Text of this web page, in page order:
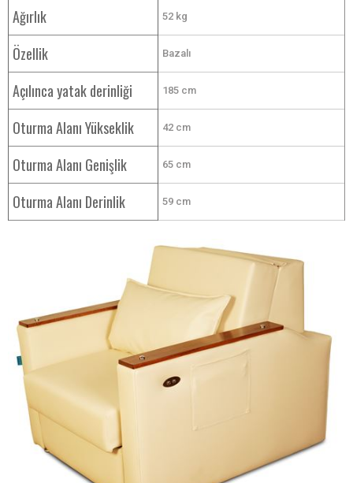
Ağırlık 52 kg
Özellik Bazalı
Açılınca yatak derinliği 185 cm
Oturma Alanı Yükseklik 42 cm
Oturma Alanı Genişlik 65 cm
Oturma Alanı Derinlik 59 cm